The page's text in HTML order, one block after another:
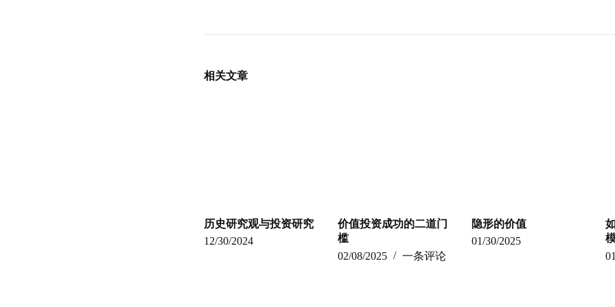
相关文章
历史研究观与投资研究
12/30/2024
价值投资成功的二道门
槛
02/08/2025
一条评论
隐形的价值
01/30/2025